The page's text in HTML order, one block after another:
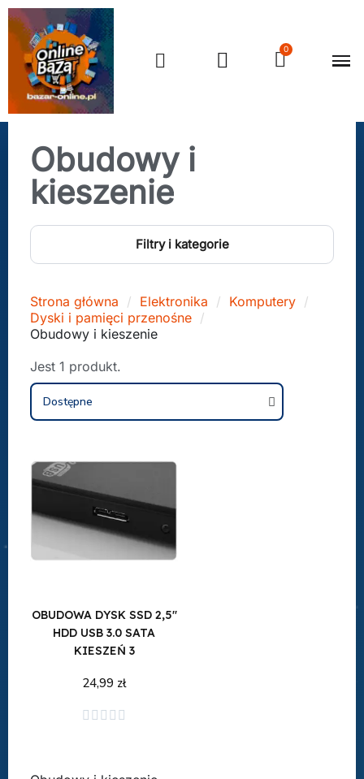
Obudowy i
kieszenie
Filtry i kategorie
Strona główna Elektronika
Komputery
Dyski i pamięci przenośne
Obudowy i kieszenie
Jest 1 produkt.
OBUDOWA DYSK SSD 2,5''
HDD USB 3.0 SATA
KIESZEŃ 3
24,99 zł
    
Dodaj do koszyka